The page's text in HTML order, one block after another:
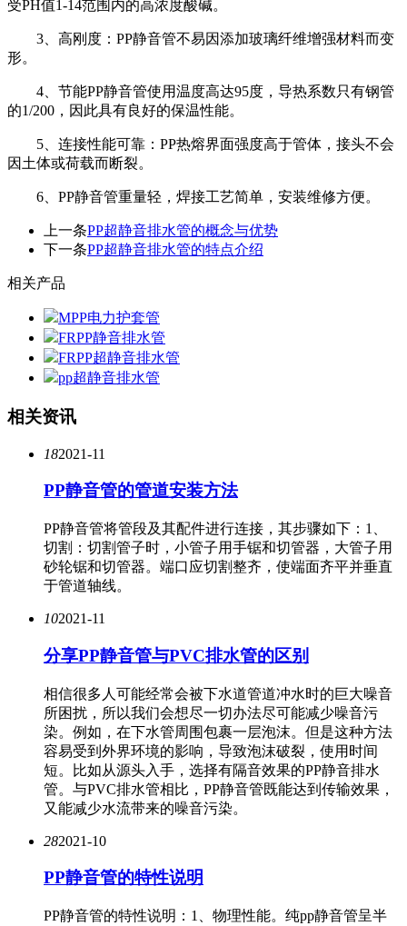
受PH值1-14范围内的高浓度酸碱。
3、高刚度：PP静音管不易因添加玻璃纤维增强材料而变
形。
4、节能PP静音管使用温度高达95度，导热系数只有钢管
的1/200，因此具有良好的保温性能。
5、连接性能可靠：PP热熔界面强度高于管体，接头不会
因土体或荷载而断裂。
6、PP静音管重量轻，焊接工艺简单，安装维修方便。
上一条PP超静音排水管的概念与优势
下一条PP超静音排水管的特点介绍
相关产品
MPP电力护套管
FRPP静音排水管
FRPP超静音排水管
pp超静音排水管
相关资讯
182021-11
PP静音管的管道安装方法
PP静音管将管段及其配件进行连接，其步骤如下：1、
切割：切割管子时，小管子用手锯和切管器，大管子用
砂轮锯和切管器。端口应切割整齐，使端面齐平并垂直
于管道轴线。
102021-11
分享PP静音管与PVC排水管的区别
相信很多人可能经常会被下水道管道冲水时的巨大噪音
所困扰，所以我们会想尽一切办法尽可能减少噪音污
染。例如，在下水管周围包裹一层泡沫。但是这种方法
容易受到外界环境的影响，导致泡沫破裂，使用时间
短。比如从源头入手，选择有隔音效果的PP静音排水
管。与PVC排水管相比，PP静音管既能达到传输效果，
又能减少水流带来的噪音污染。
282021-10
PP静音管的特性说明
PP静音管的特性说明：1、物理性能。纯pp静音管呈半